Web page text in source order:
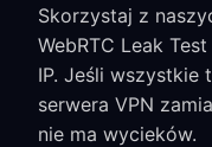
Skorzystaj z
WebRTC Leak
IP. Jeśli wszystkie
serwera VPN
nie ma wycieków.